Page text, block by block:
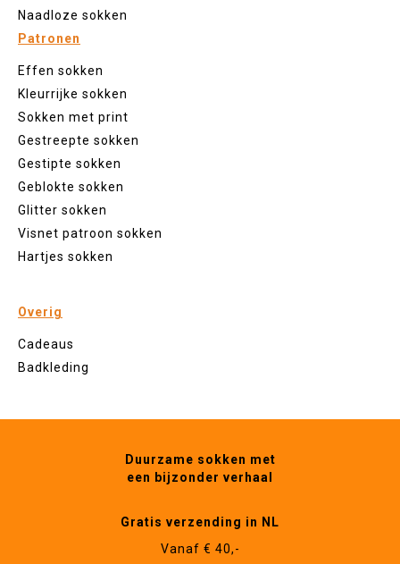
Naadloze sokken
Patronen
Effen sokken
Kleurrijke sokken
Sokken met print
Gestreepte sokken
Gestipte sokken
Geblokte sokken
Glitter sokken
Visnet patroon sokken
Hartjes sokken
Overig
Cadeaus
Badkleding
Duurzame sokken met
een bijzonder verhaal
Gratis verzending in NL
Vanaf € 40,-